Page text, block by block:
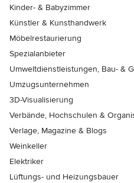
Kinder- & Babyzimmer
Künstler & Kunsthandwerk
Möbelrestaurierung
Spezialanbieter
Umweltdienstleistungen, Bau- &
Umzugsunternehmen
3D-Visualisierung
Verbände, Hochschulen &
Verlage, Magazine & Blogs
Weinkeller
Elektriker
Lüftungs- und Heizungsbauer